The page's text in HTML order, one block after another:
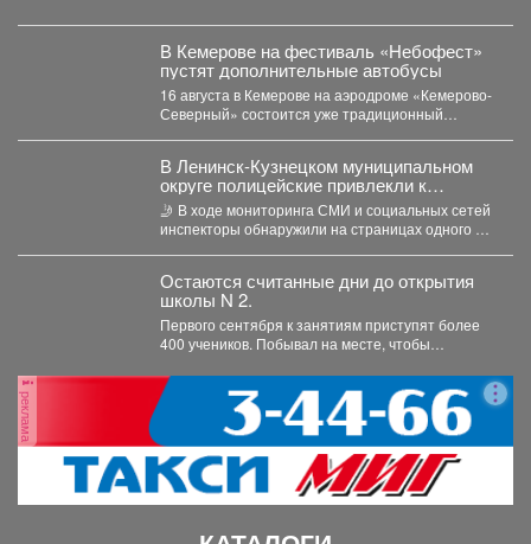
В Кемерове на фестиваль «Небофест»
пустят дополнительные автобусы
16 августа в Кемерове на аэродроме «Кемерово-
Северный» состоится уже традиционный
В Ленинск-Кузнецком муниципальном
округе полицейские привлекли к
ответственности автомобилистку за
нарушение правил проезда перекрестка
🤳 В ходе мониторинга СМИ и социальных сетей
инспекторы обнаружили на страницах одного из
Остаются считанные дни до открытия
школы N 2.
Первого сентября к занятиям приступят более
400 учеников. Побывал на месте, чтобы
реклама